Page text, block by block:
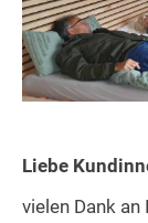
Liebe
vielen Dank